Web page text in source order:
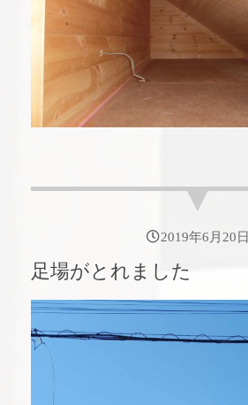
2019年6月20日
足場がとれました